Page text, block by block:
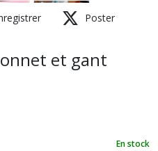
Poster
et gant
En stock